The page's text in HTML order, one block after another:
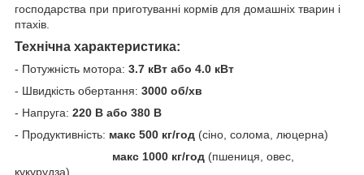
господарства при приготуванні кормів для домашніх тварин і
птахів.
Технічна характеристика:
- Потужність мотора: 3.7 кВт або 4.0 кВт
- Швидкість обертання: 3000 об/хв
- Напруга: 220 В або 380 В
- Продуктивність: макс 500 кг/год (сіно, солома, люцерна)
макс 1000 кг/год (пшениця, овес,
кукурудза)